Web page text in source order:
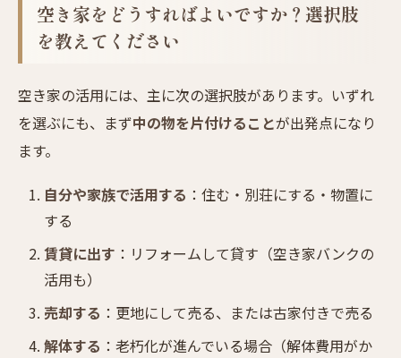
空き家をどうすればよいですか？選択肢
を教えてください
空き家の活用には、主に次の選択肢があります。いずれ
を選ぶにも、まず中の物を片付けることが出発点になり
ます。
自分や家族で活用する ：住む・別荘にする・物置に
する
賃貸に出す ：リフォームして貸す（空き家バンクの
活用も）
売却する ：更地にして売る、または古家付きで売る
解体する ：老朽化が進んでいる場合（解体費用がか